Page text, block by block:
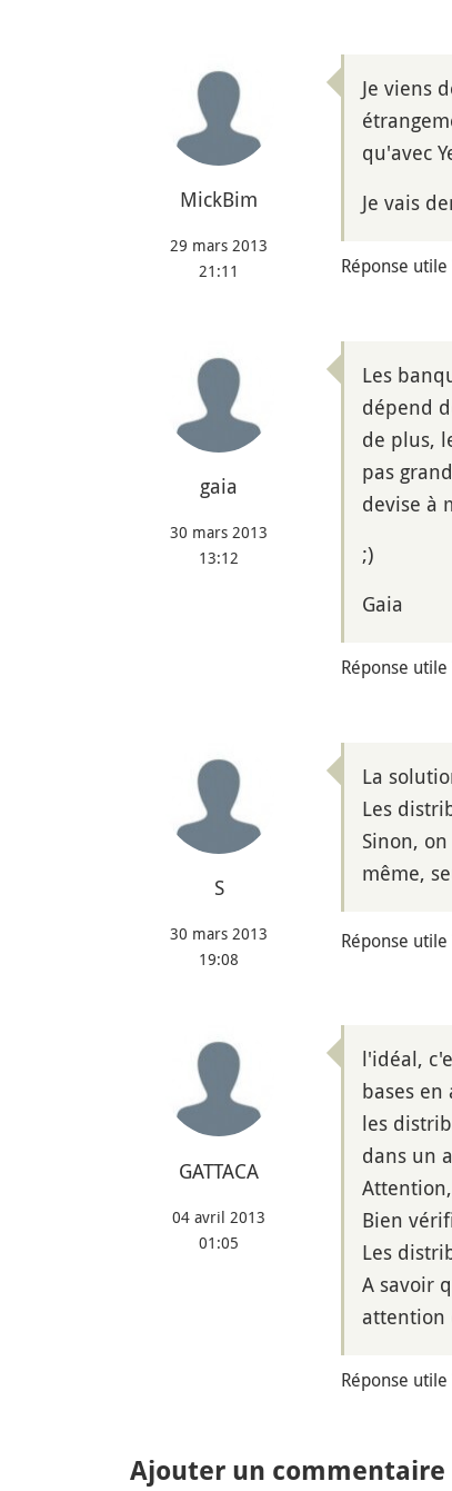
MickBim
29 mars 2013
21:11
Je viens
qu'avec
Je vais
Réponse utile
gaia
30 mars 2013
13:12
Les
dépend
de plus,
pas
devise à
;)
Gaia
Réponse utile
S
30 mars 2013
19:08
La
Les
Sinon,
même,
Réponse utile
GATTACA
04 avril 2013
01:05
l'idéal,
bases
les
dans un
Bien
Les
A savoir
attention
Réponse utile
Ajouter un commentaire